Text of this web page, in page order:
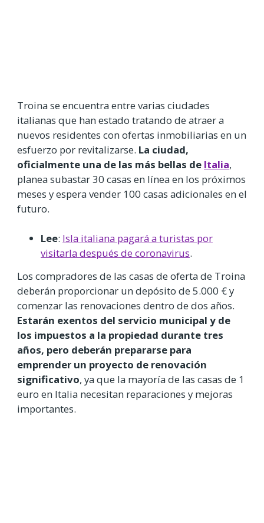
Troina se encuentra entre varias ciudades
italianas que han estado tratando de atraer a
nuevos residentes con ofertas inmobiliarias en un
esfuerzo por revitalizarse. La ciudad,
oficialmente una de las más bellas de Italia,
planea subastar 30 casas en línea en los próximos
meses y espera vender 100 casas adicionales en el
futuro.
Lee: Isla italiana pagará a turistas por
visitarla después de coronavirus.
Los compradores de las casas de oferta de Troina
deberán proporcionar un depósito de 5.000 € y
comenzar las renovaciones dentro de dos años.
Estarán exentos del servicio municipal y de
los impuestos a la propiedad durante tres
años, pero deberán prepararse para
emprender un proyecto de renovación
significativo, ya que la mayoría de las casas de 1
euro en Italia necesitan reparaciones y mejoras
importantes.